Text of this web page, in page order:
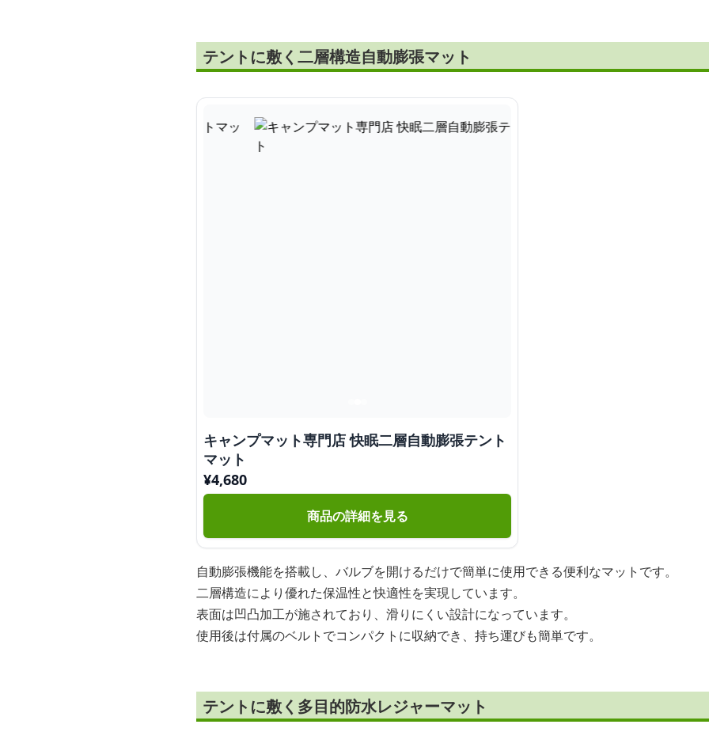
テントに敷く二層構造自動膨張マット
キャンプマット専門店 快眠二層自動膨張テント
マット
¥4,680
商品の詳細を見る
自動膨張機能を搭載し、バルブを開けるだけで簡単に使用できる便利なマットです。
二層構造により優れた保温性と快適性を実現しています。
表面は凹凸加工が施されており、滑りにくい設計になっています。
使用後は付属のベルトでコンパクトに収納でき、持ち運びも簡単です。
テントに敷く多目的防水レジャーマット